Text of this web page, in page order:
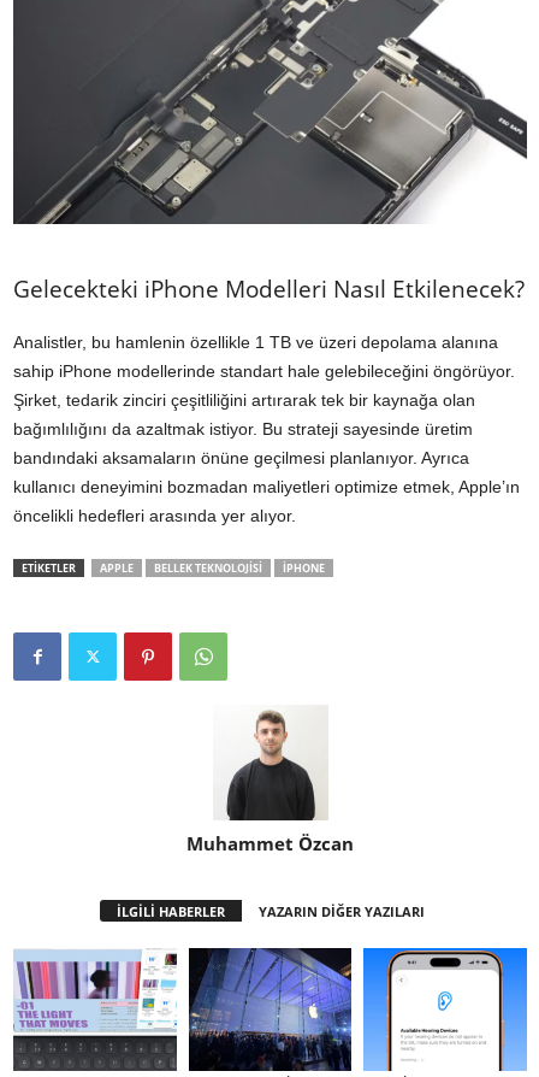
Gelecekteki iPhone Modelleri Nasıl Etkilenecek?
Analistler, bu hamlenin özellikle 1 TB ve üzeri depolama alanına
sahip iPhone modellerinde standart hale gelebileceğini öngörüyor.
Şirket, tedarik zinciri çeşitliliğini artırarak tek bir kaynağa olan
bağımlılığını da azaltmak istiyor. Bu strateji sayesinde üretim
bandındaki aksamaların önüne geçilmesi planlanıyor. Ayrıca
kullanıcı deneyimini bozmadan maliyetleri optimize etmek, Apple’ın
öncelikli hedefleri arasında yer alıyor.
ETİKETLER APPLE BELLEK TEKNOLOJISI IPHONE
Muhammet Özcan
İLGİLİ HABERLER YAZARIN DİĞER YAZILARI